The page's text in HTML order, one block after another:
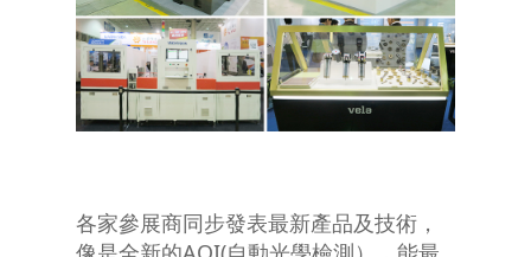
各家參展商同步發表最新產品及技術，